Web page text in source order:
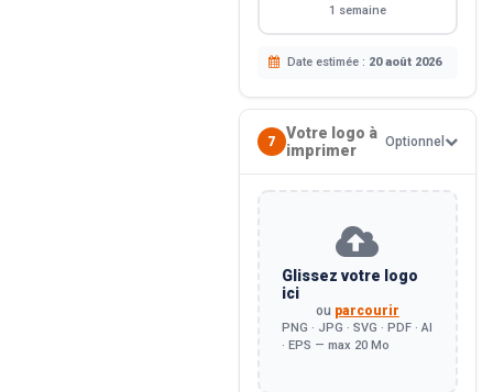
1 semaine
Date estimée : 20 août 2026
7
Votre logo à
imprimer
Optionnel
Glissez votre logo
ici
ou parcourir
PNG · JPG · SVG · PDF · AI
· EPS — max 20 Mo